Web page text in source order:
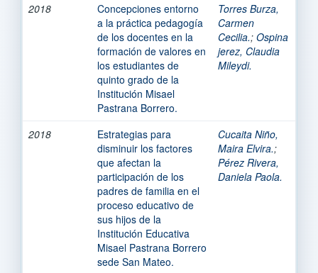
2018
Concepciones entorno
a la práctica pedagogía
de los docentes en la
formación de valores en
los estudiantes de
quinto grado de la
Institución Misael
Pastrana Borrero.
Torres Burza,
Carmen
Cecilia.; Ospina
jerez, Claudia
Mileydi.
2018
Estrategias para
disminuir los factores
que afectan la
participación de los
padres de familia en el
proceso educativo de
sus hijos de la
Institución Educativa
Misael Pastrana Borrero
sede San Mateo.
Cucaita Niño,
Maira Elvira.;
Pérez Rivera,
Daniela Paola.